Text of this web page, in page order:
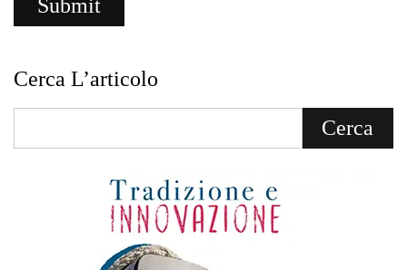
Cerca L’articolo